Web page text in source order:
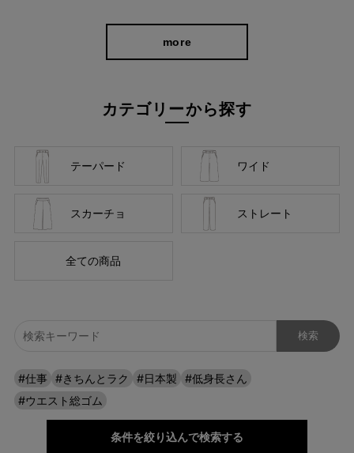
美しく、はきやすく、長く使える
お届けしたいのは、人の手から生まれる本物の良さと安心
を作り続けてきました。
ストレッチパンツへのこだわり
more
カテゴリーから探す
テーパード ワイド
スカーチョ ストレート
全ての商品
#仕事 #きちんとラク #日本製
#低身長さん
#ウエスト総ゴム
条件を絞り込んで検索する